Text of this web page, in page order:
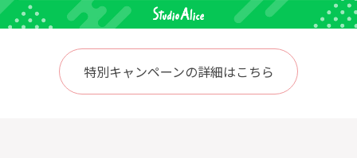
特別キャンペーンの詳細はこちら